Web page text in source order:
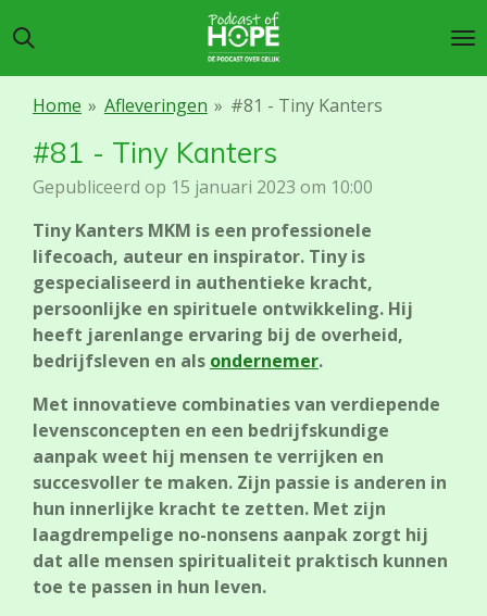
direct
naar
Home » Afleveringen » #81 - Tiny Kanters
#81 - Tiny Kanters
Gepubliceerd op 15 januari 2023 om 10:00
Tiny Kanters MKM is een professionele
lifecoach, auteur en inspirator. Tiny is
gespecialiseerd in authentieke kracht,
persoonlijke en spirituele ontwikkeling. Hij
heeft jarenlange ervaring bij de overheid,
bedrijfsleven en als ondernemer.
Met innovatieve combinaties van verdiepende
levensconcepten en een bedrijfskundige
aanpak weet hij mensen te verrijken en
succesvoller te maken. Zijn passie is anderen in
hun innerlijke kracht te zetten. Met zijn
laagdrempelige no-nonsens aanpak zorgt hij
dat alle mensen spiritualiteit praktisch kunnen
toe te passen in hun leven.